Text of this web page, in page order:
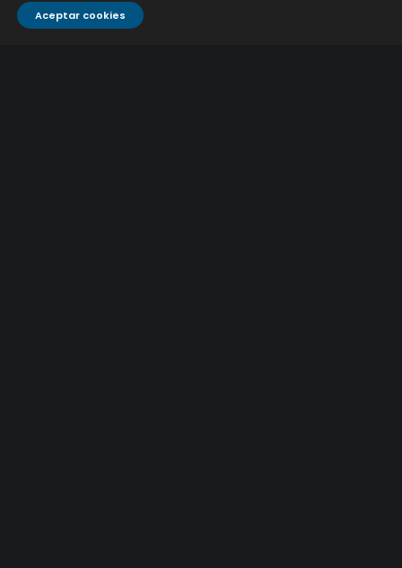
Caracterización ZA Córdoba Red Carrera Caballo-1º
Aceptar cookies